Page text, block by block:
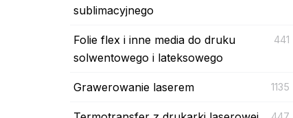
sublimacyjnego
Folie flex i inne media do druku
solwentowego i lateksowego
441
Grawerowanie laserem 1135